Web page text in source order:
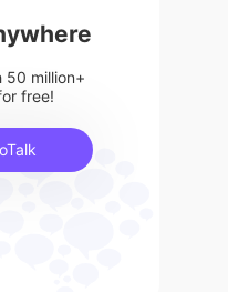
50 million+
free!